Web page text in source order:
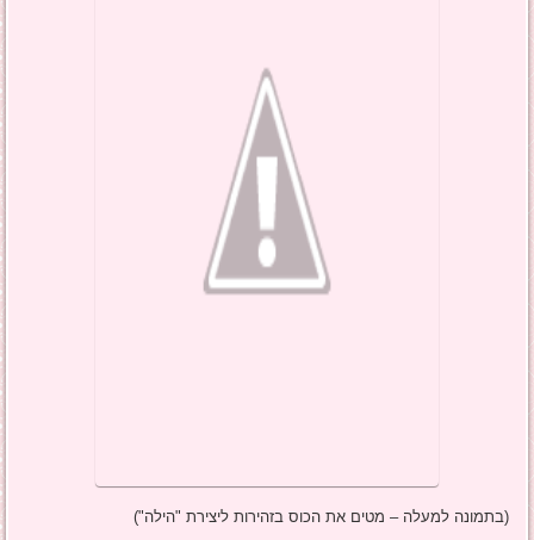
(בתמונה למעלה – מטים את הכוס בזהירות ליצירת "הילה")